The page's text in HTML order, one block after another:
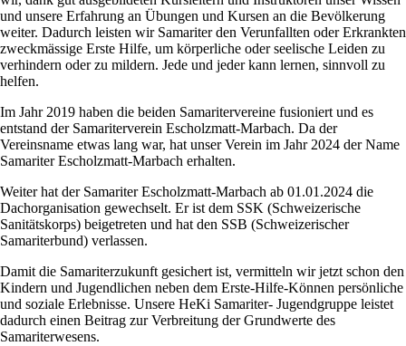
und unsere Erfahrung an Übungen und Kursen an die Bevölkerung
weiter. Dadurch leisten wir Samariter den Verunfallten oder Erkrankten
zweckmässige Erste Hilfe, um körperliche oder seelische Leiden zu
verhindern oder zu mildern. Jede und jeder kann lernen, sinnvoll zu
helfen.
Im Jahr 2019 haben die beiden Samaritervereine fusioniert und es
entstand der Samariterverein Escholzmatt-Marbach. Da der
Vereinsname etwas lang war, hat unser Verein im Jahr 2024 der Name
Samariter Escholzmatt-Marbach erhalten.
Weiter hat der Samariter Escholzmatt-Marbach ab 01.01.2024 die
Dachorganisation gewechselt. Er ist dem SSK (Schweizerische
Sanitätskorps) beigetreten und hat den SSB (Schweizerischer
Samariterbund) verlassen.
Damit die Samariterzukunft gesichert ist, vermitteln wir jetzt schon den
Kindern und Jugendlichen neben dem Erste-Hilfe-Können persönliche
und soziale Erlebnisse. Unsere HeKi Samariter- Jugendgruppe leistet
dadurch einen Beitrag zur Verbreitung der Grundwerte des
Samariterwesens.